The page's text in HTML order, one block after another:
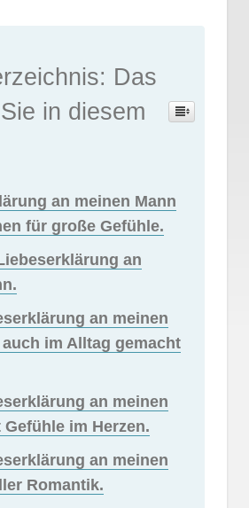
Das
in diesem
an meinen Mann
für große Gefühle.
an
an meinen
im Alltag gemacht
an meinen
Gefühle im Herzen.
an meinen
Romantik.